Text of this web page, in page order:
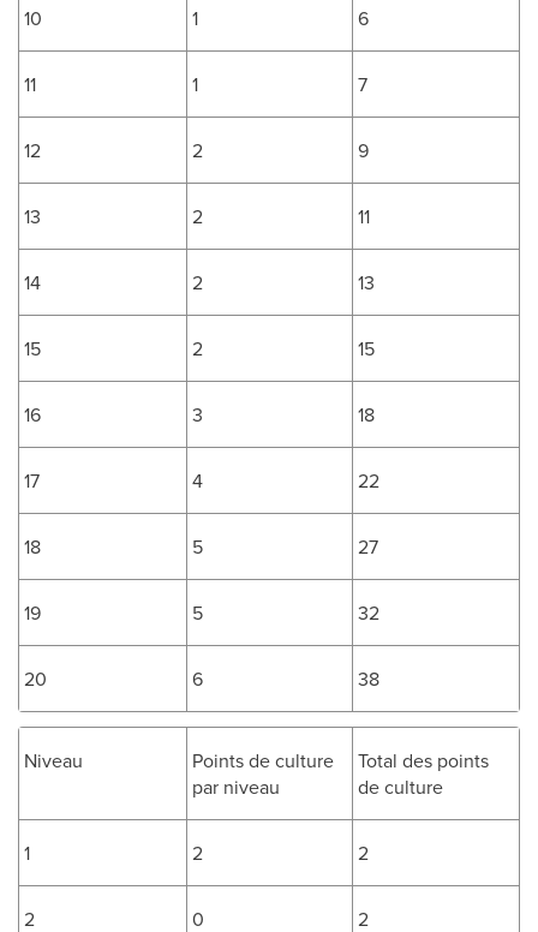
10 1 6
11 1 7
12 2 9
13 2 11
14 2 13
15 2 15
16 3 18
17 4 22
18 5 27
19 5 32
20 6 38
Niveau
Points de culture
par niveau
Total des points
de culture
1 2 2
2 0 2